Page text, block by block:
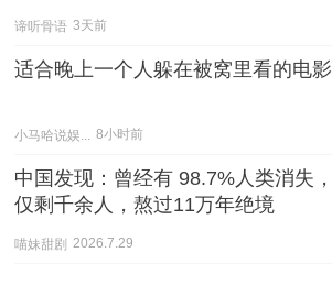
谛听骨语 3天前
适合晚上一个人躲在被窝里看的电影
小马哈说娱... 8小时前
中国发现：曾经有 98.7%人类消失，
仅剩千余人，熬过11万年绝境
喵妹甜剧 2026.7.29